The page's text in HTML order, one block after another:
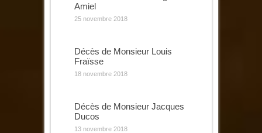
Amiel
25 novembre 2018
Décès de Monsieur Louis
Fraïsse
18 novembre 2018
Décès de Monsieur Jacques
Ducos
13 novembre 2018